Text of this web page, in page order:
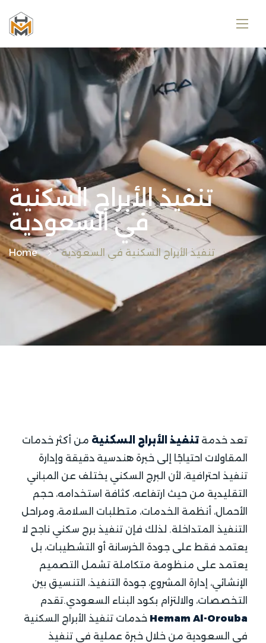
تنفيذ الأبراج السكنية
في السعودية
Home تنفيذ الأبراج السكنية في السعودية
تعد خدمة تنفيذ الأبراج السكنية من أكثر خدمات
المقاولات احتياجًا إلى خبرة هندسية دقيقة وإدارة
تنفيذ احترافية، لأن البرج السكني يختلف عن المباني
التقليدية من حيث ارتفاعه، كثافة استخدامه، حجم
الأحمال، أنظمة الخدمات، متطلبات السلامة، ومراحل
التنفيذ المتداخلة. لذلك فإن تنفيذ برج سكني ناجح لا
يعتمد فقط على جودة الخرسانة أو التشطيبات، بل
يعتمد على منظومة متكاملة تشمل التصميم
الإنشائي، إدارة المشروع، جودة التنفيذ، التنسيق بين
التخصصات، والالتزام بكود البناء السعودي.تقدم
Hemam Al-Orouba خدمات تنفيذ الأبراج السكنية
في السعودية من خلال خبرة عملية في تنفيذ